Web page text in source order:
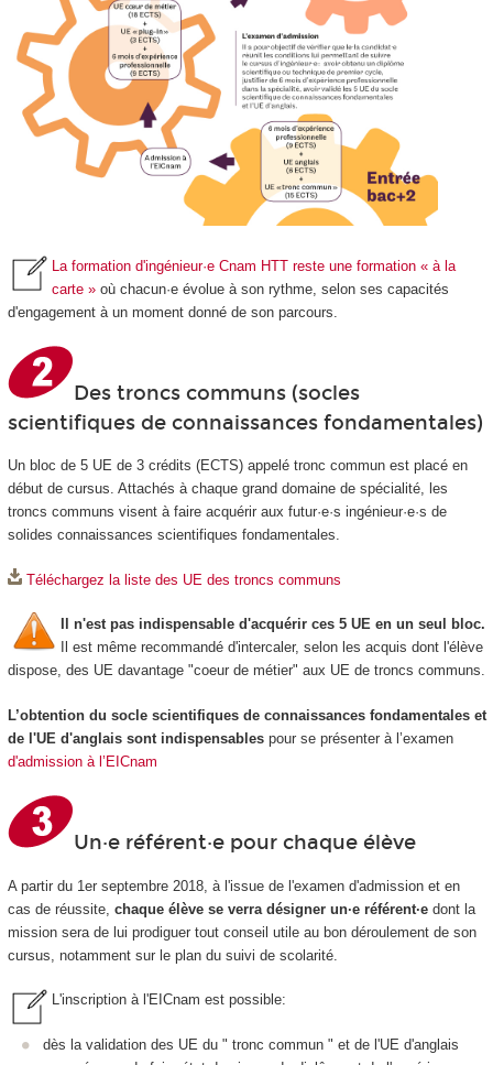
La formation d'ingénieur·e Cnam HTT reste une formation « à la
carte » où chacun·e évolue à son rythme, selon ses capacités
d'engagement à un moment donné de son parcours.
Des troncs communs (socles
scientifiques de connaissances fondamentales)
Un bloc de 5 UE de 3 crédits (ECTS) appelé tronc commun est placé en
début de cursus. Attachés à chaque grand domaine de spécialité, les
troncs communs visent à faire acquérir aux futur·e·s ingénieur·e·s de
solides connaissances scientifiques fondamentales.
Téléchargez la liste des UE des troncs communs
Il n'est pas indispensable d'acquérir ces 5 UE en un seul bloc.
Il est même recommandé d'intercaler, selon les acquis dont l'élève
dispose, des UE davantage "coeur de métier" aux UE de troncs communs.
L’obtention du socle scientifiques de connaissances fondamentales et
de l'UE d'anglais sont indispensables pour se présenter à l’examen
d'admission à l’EICnam
Un·e référent·e pour chaque élève
A partir du 1er septembre 2018, à l'issue de l'examen d'admission et en
cas de réussite, chaque élève se verra désigner un·e référent·e dont la
mission sera de lui prodiguer tout conseil utile au bon déroulement de son
cursus, notamment sur le plan du suivi de scolarité.
L'inscription à l'EICnam est possible:
dès la validation des UE du " tronc commun " et de l'UE d'anglais